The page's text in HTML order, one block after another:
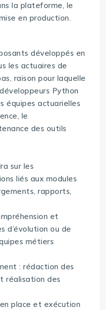
la plateforme, le
en production.
développés en
les actuaires de
raison pour laquelle
Python
équipes actuarielles
le
des outils
sur les
liés aux modules
rapports,
et
d’évolution ou de
métiers
: rédaction des
réalisation des
place et exécution